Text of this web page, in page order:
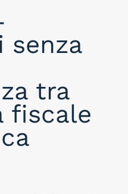
senza
tra
fiscale